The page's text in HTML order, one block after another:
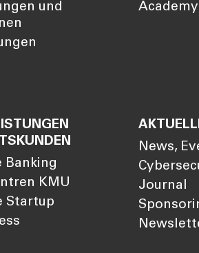
und
Banking
KMU
Startup
Academy
News,
Journal